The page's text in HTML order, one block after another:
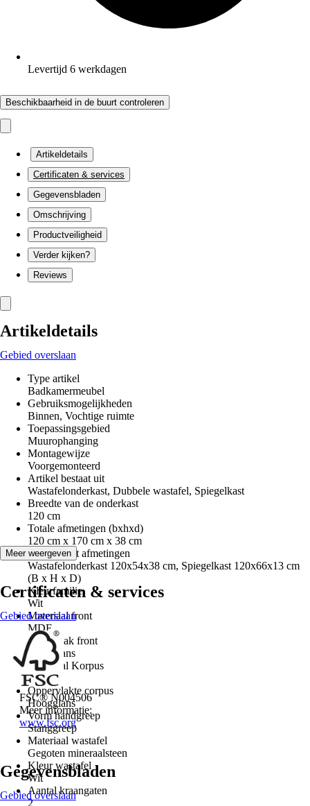
Levertijd 6 werkdagen
Beschikbaarheid in de buurt controleren
Artikeldetails
Certificaten & services
Gegevensbladen
Omschrijving
Productveiligheid
Verder kijken?
Reviews
Artikeldetails
Gebied overslaan
Type artikel
Badkamermeubel
Gebruiksmogelijkheden
Binnen, Vochtige ruimte
Toepassingsgebied
Muurophanging
Montagewijze
Voorgemonteerd
Artikel bestaat uit
Wastafelonderkast, Dubbele wastafel, Spiegelkast
Breedte van de onderkast
120 cm
Totale afmetingen (bxhxd)
120 cm x 170 cm x 38 cm
Component afmetingen
Wastafelonderkast 120x54x38 cm, Spiegelkast 120x66x13 cm
(B x H x D)
Kleurfamilie
Wit
Materiaal front
MDF
Oppervlak front
Hoogglans
Materiaal Korpus
MDF
Oppervlakte corpus
Hoogglans
Vorm handgreep
Stanggreep
Materiaal wastafel
Gegoten mineraalsteen
Kleur wastafel
Wit
Aantal kraangaten
2
Meer weergeven
Certificaten & services
Gebied overslaan
FSC® N004506
Meer informatie:
www.fsc.org
Gegevensbladen
Gebied overslaan